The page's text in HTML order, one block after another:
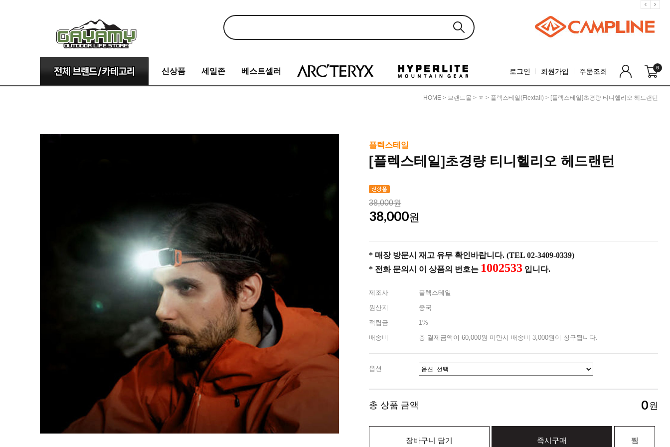
신상품 세일존 베스트셀러 로그인 회원가입 주문조회 0
HOME > 브랜드몰 > ㅍ > 플렉스테일(Flextail) > [플렉스테일]초경량 티니헬리오 헤드랜턴
플렉스테일
[플렉스테일]초경량 티니헬리오 헤드랜턴
38,000원
38,000원
* 매장 방문시 재고 유무 확인바랍니다. (TEL 02-3409-0339)
* 전화 문의시 이 상품의 번호는 1002533 입니다.
제조사
플렉스테일
원산지
중국
적립금
1%
배송비
총 결제금액이 60,000원 미만시 배송비 3,000원이 청구됩니다.
옵션
총 상품 금액 0원
장바구니 담기 즉시구매 찜